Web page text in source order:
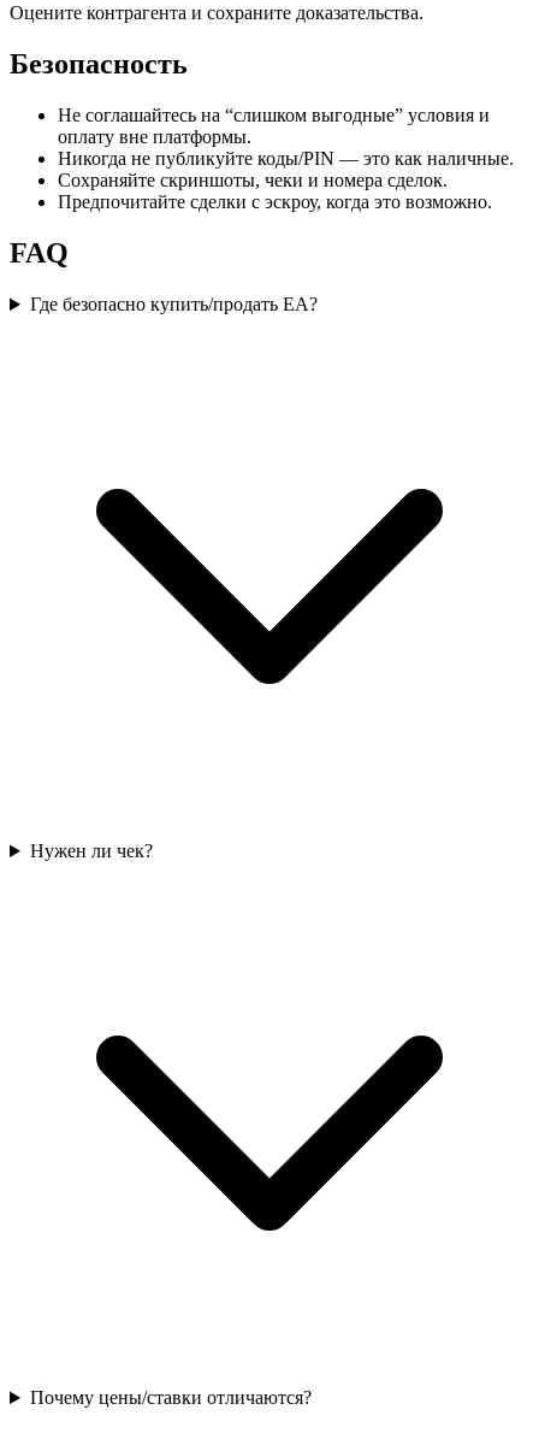
Оцените контрагента и сохраните доказательства.
Безопасность
Не соглашайтесь на “слишком выгодные” условия и
оплату вне платформы.
Никогда не публикуйте коды/PIN — это как наличные.
Сохраняйте скриншоты, чеки и номера сделок.
Предпочитайте сделки с эскроу, когда это возможно.
FAQ
Где безопасно купить/продать EA?
Нужен ли чек?
Почему цены/ставки отличаются?